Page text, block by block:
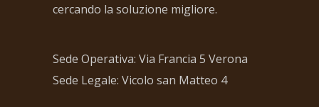
cercando la soluzione migliore.
Sede Operativa: Via Francia 5 Verona
Sede Legale: Vicolo san Matteo 4